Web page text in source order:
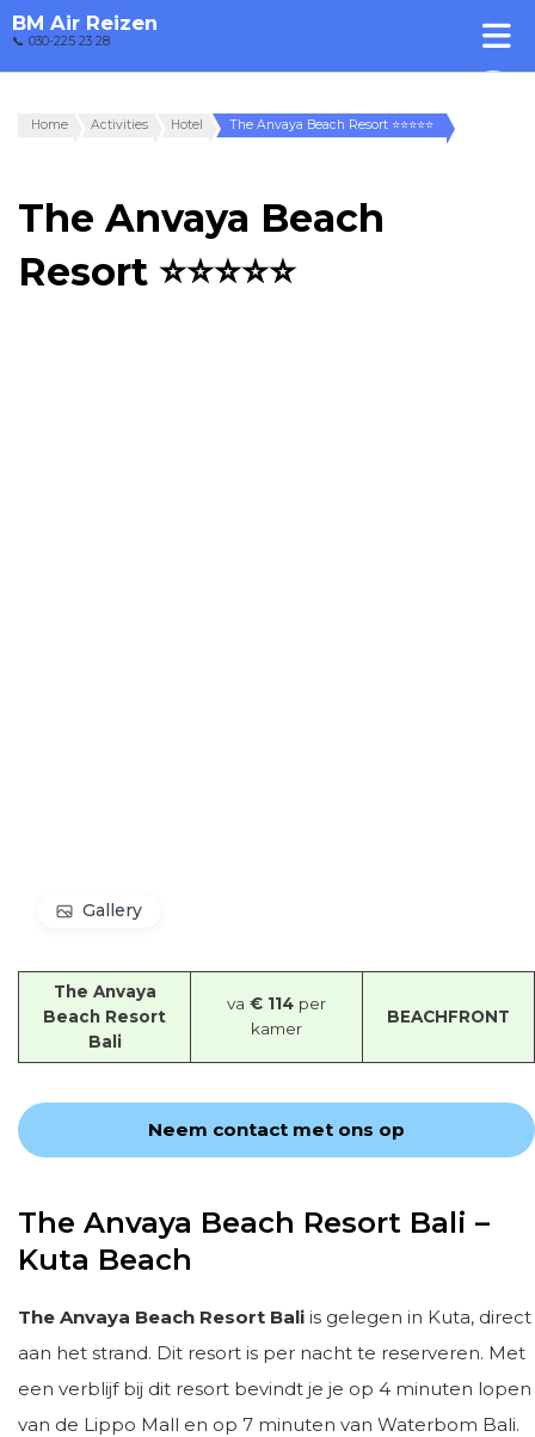
BM Air Reizen
📞 030-225 23 28
Home Activities Hotel The Anvaya Beach Resort ⭐⭐⭐⭐⭐
The Anvaya Beach
Resort ⭐⭐⭐⭐⭐
Gallery
The Anvaya
Beach Resort
Bali
va € 114 per
kamer
BEACHFRONT
Neem contact met ons op
The Anvaya Beach Resort Bali –
Kuta Beach
The Anvaya Beach Resort Bali is gelegen in Kuta, direct
aan het strand. Dit resort is per nacht te reserveren. Met
een verblijf bij dit resort bevindt je je op 4 minuten lopen
van de Lippo Mall en op 7 minuten van Waterbom Bali.